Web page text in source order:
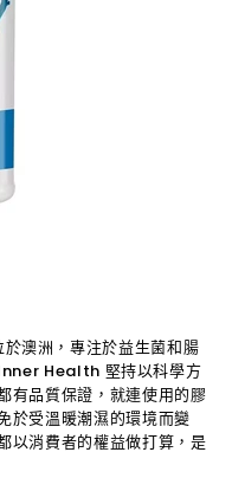
澳洲，專注於益生菌和腸
Inner Health 堅持以科學方
有品質保證，就連使用的膠
於受溫暖潮濕的環境而變
以消費者的權益做打算，是